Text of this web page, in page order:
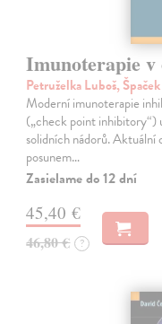
Imunoterapie v
Petruželka Luboš,
Moderní imunoterapie
(„check point inhibitory“)
solidních nádorů. Aktuální
posunem…
Zasielame do 12 dní
45,40 €
46,80 € ?